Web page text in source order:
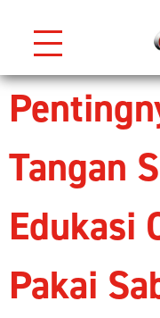
Skip to
Tangan
Edukasi
Pakai